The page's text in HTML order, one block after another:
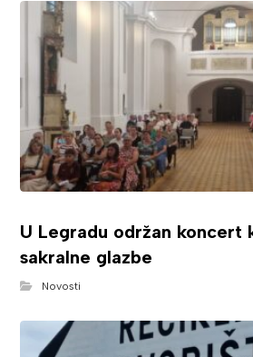
U Legradu održan koncert
sakralne glazbe
Novosti